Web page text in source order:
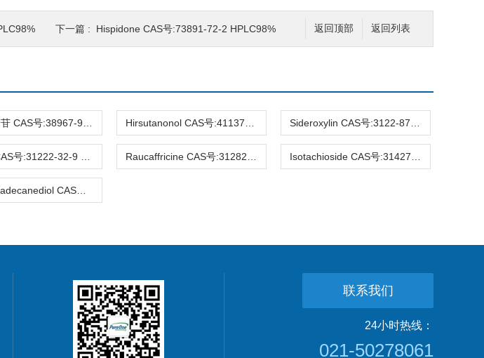
返回列表
返回顶部
下一篇 : Hispidone CAS号:73891-72-2 HPLC98%
准品,对照品
联系我们
24小时热线：
021-50278061